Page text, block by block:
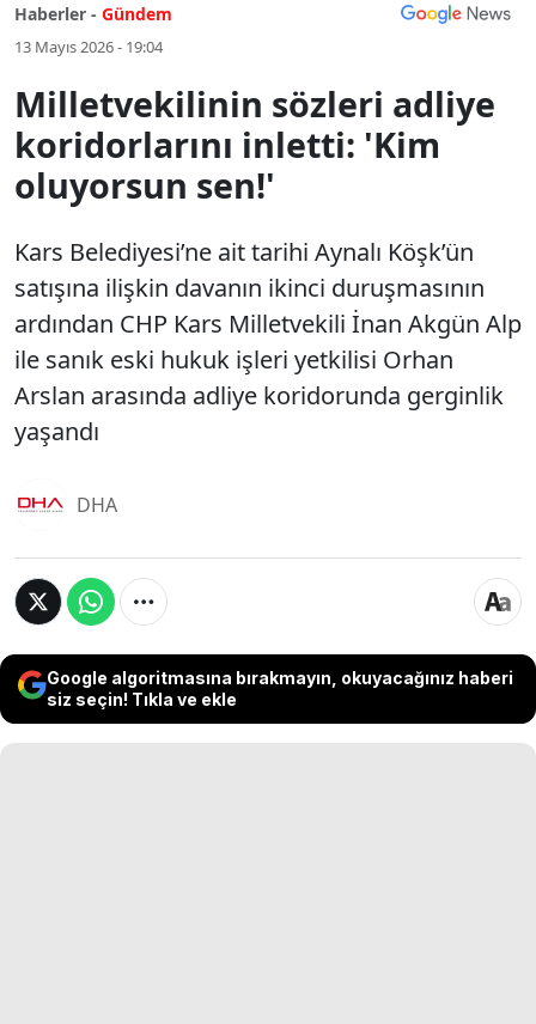
Haberler - Gündem
13 Mayıs 2026 - 19:04
Milletvekilinin sözleri adliye
koridorlarını inletti: 'Kim
oluyorsun sen!'
Kars Belediyesi’ne ait tarihi Aynalı Köşk’ün
satışına ilişkin davanın ikinci duruşmasının
ardından CHP Kars Milletvekili İnan Akgün Alp
ile sanık eski hukuk işleri yetkilisi Orhan
Arslan arasında adliye koridorunda gerginlik
yaşandı
DHA
Google algoritmasına bırakmayın, okuyacağınız haberi
siz seçin! Tıkla ve ekle